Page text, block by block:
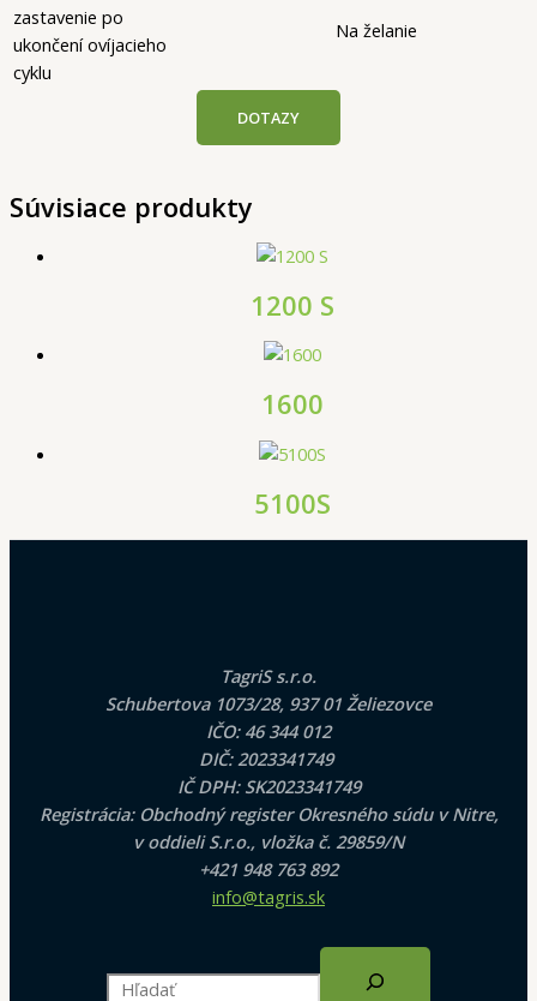
zastavenie po
ukončení ovíjacieho
cyklu
Na želanie
DOTAZY
Súvisiace produkty
1200 S
1600
5100S
TagriS s.r.o.
Schubertova 1073/28, 937 01 Želiezovce
IČO: 46 344 012
DIČ: 2023341749
IČ DPH: SK2023341749
Registrácia: Obchodný register Okresného súdu v Nitre,
v oddieli S.r.o., vložka č. 29859/N
+421 948 763 892
info@tagris.sk